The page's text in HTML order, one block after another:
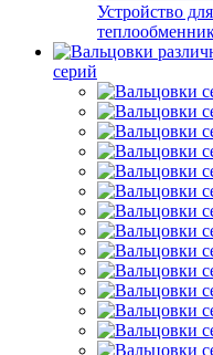
Устройство
серий